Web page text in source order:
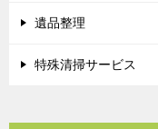
遺品整理
特殊清掃サービス